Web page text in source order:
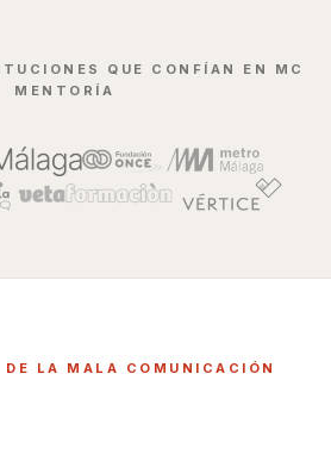
QUE CONFÍAN EN MC
MENTORÍA
LA MALA COMUNICACIÓN